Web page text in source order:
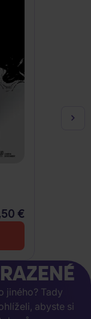
€
jiného? Tady
abyste si